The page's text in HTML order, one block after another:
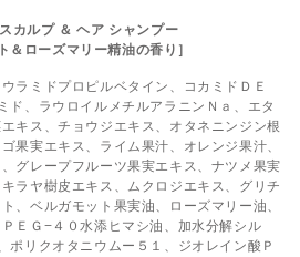
カルプ ＆ ヘア シャンプー
＆ローズマリー精油の香り］
ラミドプロピルベタイン、コカミドＤＥ
ド、ラウロイルメチルアラニンＮａ、エタ
キス、チョウジエキス、オタネニンジン根
果実エキス、ライム果汁、オレンジ果汁、
グレープフルーツ果実エキス、ナツメ果実
ラヤ樹皮エキス、ムクロジエキス、グリチ
、ベルガモット果実油、ローズマリー油、
ＥＧ−４０水添ヒマシ油、加水分解シル
ポリクオタニウムー５１、ジオレイン酸Ｐ